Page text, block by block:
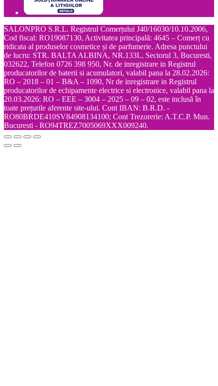
SALONPRO S.R.L. Registrul Comerțului J40/16030/10.10.2006,
Cod fiscal: RO19087130, Activitatea principală: 4645 – Comerț cu
ridicata al produselor cosmetice și de parfumerie. Adresa punctului
de lucru: STR. BALTA ALBINA, NR.133L, Sectorul 3, Bucuresti,
032622, Telefon 0726 398 950, Nr. de inregistrare in Registrul
producatorilor de baterii si acumulatori, valabil pana la 28.02.2026:
RO – 2018 – 01 – B&A – 1090, Nr de inregistrare in Registrul
producatorilor de echipamente electrice si electronice, valabil pana la
20.03.2026: RO – EEE – 3004 – 2025 – 09 – 02, este inclusă în
toate prețurile aferente site-ului. Cont IBAN: B.R.D. -
RO80BRDE410SV84908134100; Cont Trezorerie: A.T.C.P. Mun.
Bucuresti - RO94TREZ7005069XXX009240.